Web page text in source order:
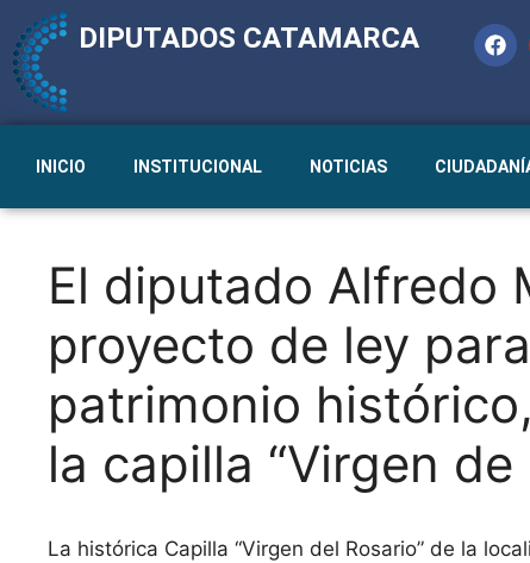
DIPUTADOS CATAMARCA
INICIO INSTITUCIONAL NOTICIAS
El diputado Alfredo
proyecto de ley
patrimonio
la capilla “Virgen
La histórica Capilla “Virgen del Rosario” de la